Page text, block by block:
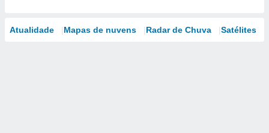
Atualidade Mapas de nuvens Radar de Chuva Satélites